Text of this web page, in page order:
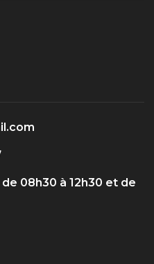
08h30 à 12h30 et de